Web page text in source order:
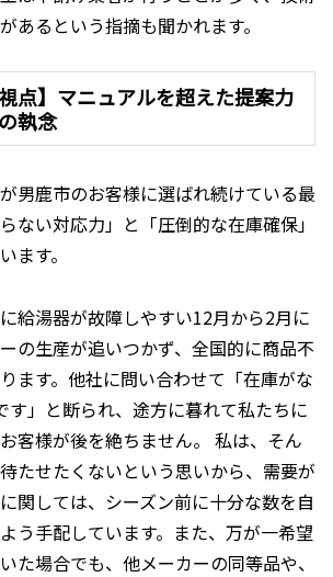
あるという指摘も聞かれます。
点】マニュアルを超えた提案力
執念
男鹿市のお客様に選ばれ続けている最
ない対応力」と「圧倒的な在庫確保」
ます。
給湯器が故障しやすい12月から2月に
の生産が追いつかず、全国的に商品不
ます。他社に問い合わせて「在庫がな
す」と断られ、途方に暮れて私たちに
客様が後を絶ちません。 私は、そん
たせたくないという思いから、需要が
関しては、シーズン前に十分な数を自
う手配しています。また、万が一希望
た場合でも、他メーカーの同等品や、